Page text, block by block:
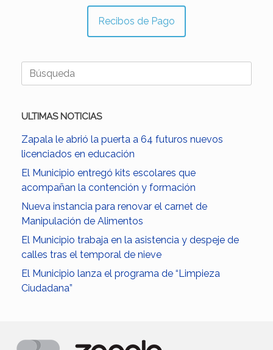
Recibos de Pago
Buscar:
ULTIMAS NOTICIAS
Zapala le abrió la puerta a 64 futuros nuevos
licenciados en educación
El Municipio entregó kits escolares que
acompañan la contención y formación
Nueva instancia para renovar el carnet de
Manipulación de Alimentos
El Municipio trabaja en la asistencia y despeje de
calles tras el temporal de nieve
El Municipio lanza el programa de “Limpieza
Ciudadana”